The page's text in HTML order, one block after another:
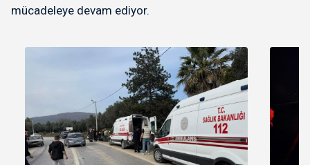
mücadeleye devam ediyor.